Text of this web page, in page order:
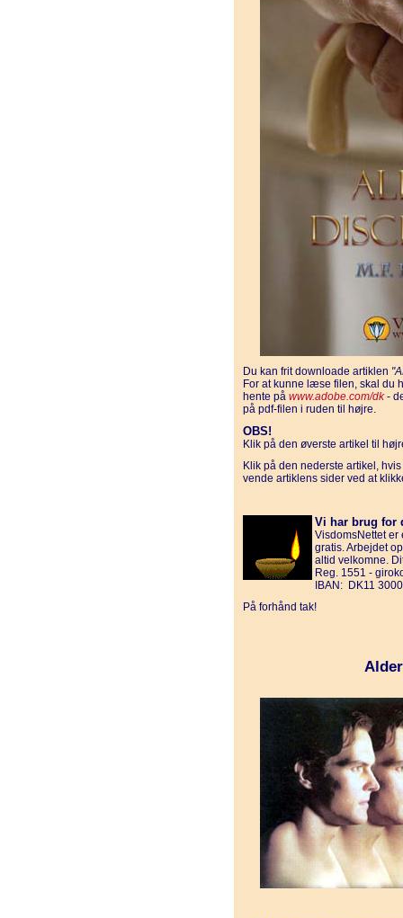
Du kan frit downloade artiklen
For at kunne læse filen, skal du
hente på www.adobe.com/dk-
på pdf-filen i ruden til højre.
OBS!
Klik på den øverste artikel til
Klik på den nederste artikel,
vende artiklens sider ved at
Vi har brug for
VisdomsNettet er
gratis. Arbejdet
altid velkomne.
Reg. 1551 -
IBAN: DK11
På forhånd tak!